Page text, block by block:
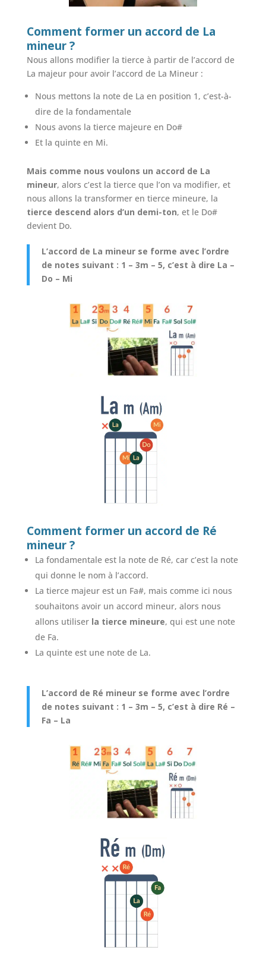
Comment former un accord de La
mineur ?
Nous allons modifier la tierce à partir de l’accord de
La majeur pour avoir l’accord de La Mineur :
Nous mettons la note de La en position 1, c’est-à-
dire de la fondamentale
Nous avons la tierce majeure en Do#
Et la quinte en Mi.
Mais comme nous voulons un accord de La
mineur, alors c’est la tierce que l’on va modifier, et
nous allons la transformer en tierce mineure, la
tierce descend alors d’un demi-ton, et le Do#
devient Do.
L’accord de La mineur se forme avec l’ordre
de notes suivant : 1 – 3m – 5, c’est à dire La –
Do – Mi
Comment former un accord de Ré
mineur ?
La fondamentale est la note de Ré, car c’est la note
qui donne le nom à l’accord.
La tierce majeur est un Fa#, mais comme ici nous
souhaitons avoir un accord mineur, alors nous
allons utiliser la tierce mineure, qui est une note
de Fa.
La quinte est une note de La.
L’accord de Ré mineur se forme avec l’ordre
de notes suivant : 1 – 3m – 5, c’est à dire Ré –
Fa – La